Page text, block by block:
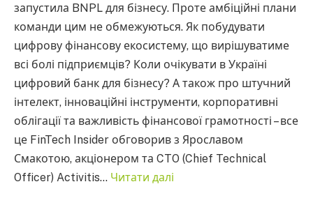
запустила BNPL для бізнесу. Проте амбіційні плани
команди цим не обмежуються. Як побудувати
цифрову фінансову екосистему, що вирішуватиме
всі болі підприємців? Коли очікувати в Україні
цифровий банк для бізнесу? А також про штучний
інтелект, інноваційні інструменти, корпоративні
облігації та важливість фінансової грамотності – все
це FinTech Insider обговорив з Ярославом
Смакотою, акціонером та CTO (Chief Technical
Officer) Activitis… Читати далі